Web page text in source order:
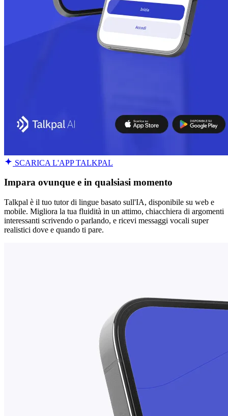
SCARICA L'APP TALKPAL
Impara ovunque e in qualsiasi momento
Talkpal è il tuo tutor di lingue basato sull'IA, disponibile su web e
mobile. Migliora la tua fluidità in un attimo, chiacchiera di argomenti
interessanti scrivendo o parlando, e ricevi messaggi vocali super
realistici dove e quando ti pare.